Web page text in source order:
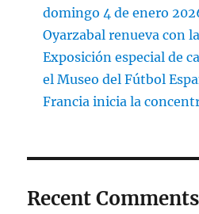
domingo 4 de enero
Oyarzabal renueva con
Exposición especial de
el Museo del Fútbol
Francia inicia la
Recent Comments